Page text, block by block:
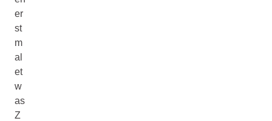
er
st
m
al
et
w
as
Z